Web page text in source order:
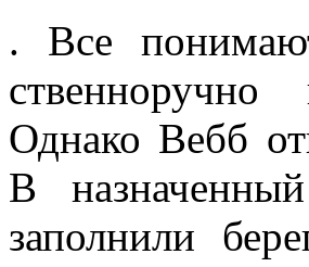
. Все
Однако Вебб
В
заполнили